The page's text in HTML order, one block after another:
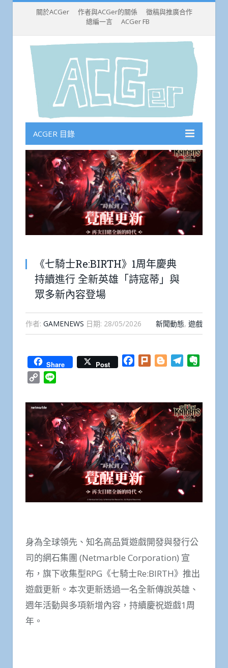
關於ACGer 作者與ACGer的關係
徵稿與推廣合作
總編一言
ACGer FB
ACGER 目錄
《七騎士Re:BIRTH》1周年慶典
持續進行 全新英雄「詩寇蒂」與
眾多新內容登場
作者: GAMENEWS 日期: 28/05/2026 新聞動態, 遊戲
Share Post Facebook
Plurk BloggerTelegram
Copy
身為全球領先、知名高品質遊戲開發與發行公
司的網石集團 (Netmarble Corporation) 宣
布，旗下收集型RPG《七騎士Re:BIRTH》推出
遊戲更新。本次更新透過一名全新傳說英雄、
週年活動與多項新增內容，持續慶祝遊戲1周
年。